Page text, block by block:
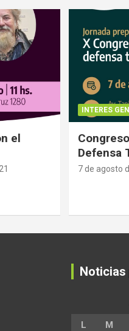
el
INTERES
Defensa
7 de agosto
Noticias
L M